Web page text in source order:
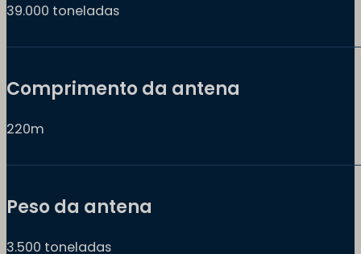
39.000 toneladas
Comprimento da antena
220m
Peso da antena
3.500 toneladas